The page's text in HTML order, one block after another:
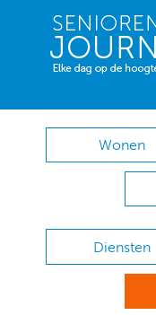
Wonen
Diensten